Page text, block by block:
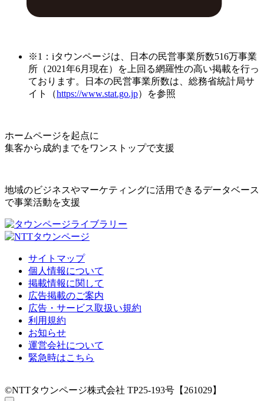
※1：iタウンページは、日本の民営事業所数516万事業
所（2021年6月現在）を上回る網羅性の高い掲載を行っ
ております。日本の民営事業所数は、総務省統計局サ
イト（https://www.stat.go.jp）を参照
ホームページを起点に
集客から成約までをワンストップで支援
地域のビジネスやマーケティングに活用できるデータベース
で事業活動を支援
サイトマップ
個人情報について
掲載情報に関して
広告掲載のご案内
広告・サービス取扱い規約
利用規約
お知らせ
運営会社について
緊急時はこちら
©NTTタウンページ株式会社 TP25-193号【261029】